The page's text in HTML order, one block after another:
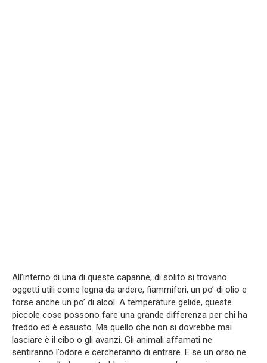
All’interno di una di queste capanne, di solito si trovano
oggetti utili come legna da ardere, fiammiferi, un po’ di olio e
forse anche un po’ di alcol. A temperature gelide, queste
piccole cose possono fare una grande differenza per chi ha
freddo ed è esausto. Ma quello che non si dovrebbe mai
lasciare è il cibo o gli avanzi. Gli animali affamati ne
sentiranno l’odore e cercheranno di entrare. E se un orso ne